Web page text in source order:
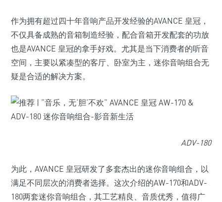
作为拥有超过四十年音响产品开发经验的AVANCE 皇冠，
不仅具备成熟的音箱制造经验，配合音箱开发配套的功放
也是AVANCE 皇冠的拿手好戏。尤其是当下消费者的听音
空间，主要以紧凑型的客厅、卧室为主，迷你音响组合无
疑是合适的解决方案。
ADV-180
为此，AVANCE 皇冠研发了多套杰出的迷你音响组合，以
满足不同层次的消费者选择。这次介绍的AW-170和ADV-
180两套迷你音响组合，其工艺精良、音质优秀，值得广